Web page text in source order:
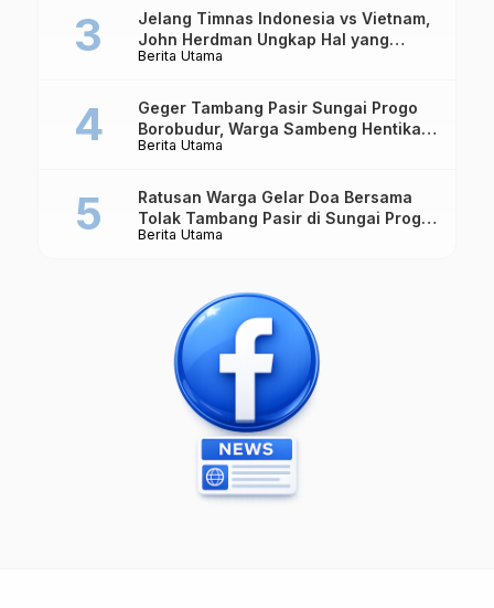
Berita Utama
Jelang Timnas Indonesia vs Vietnam,
John Herdman Ungkap Hal yang
Dipertaruhkan
Berita Utama
Geger Tambang Pasir Sungai Progo
Borobudur, Warga Sambeng Hentikan
Alat Berat dan Usir Truk
Berita Utama
Ratusan Warga Gelar Doa Bersama
Tolak Tambang Pasir di Sungai Progo
Borobudur